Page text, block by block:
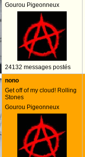
Gourou Pigeonneux
24132 messages postés
nono
Get off of my cloud! Rolling
Stones
Gourou Pigeonneux